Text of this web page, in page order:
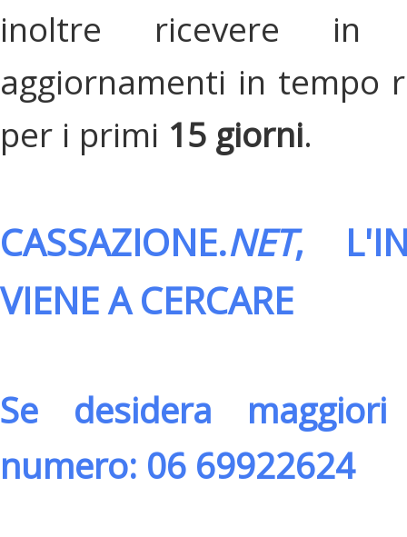
inoltre ricevere in
aggiornamenti in tempo
per i primi 15 giorni.
CASSAZIONE.NET,
VIENE A CERCARE
Se desidera
numero: 06 69922624